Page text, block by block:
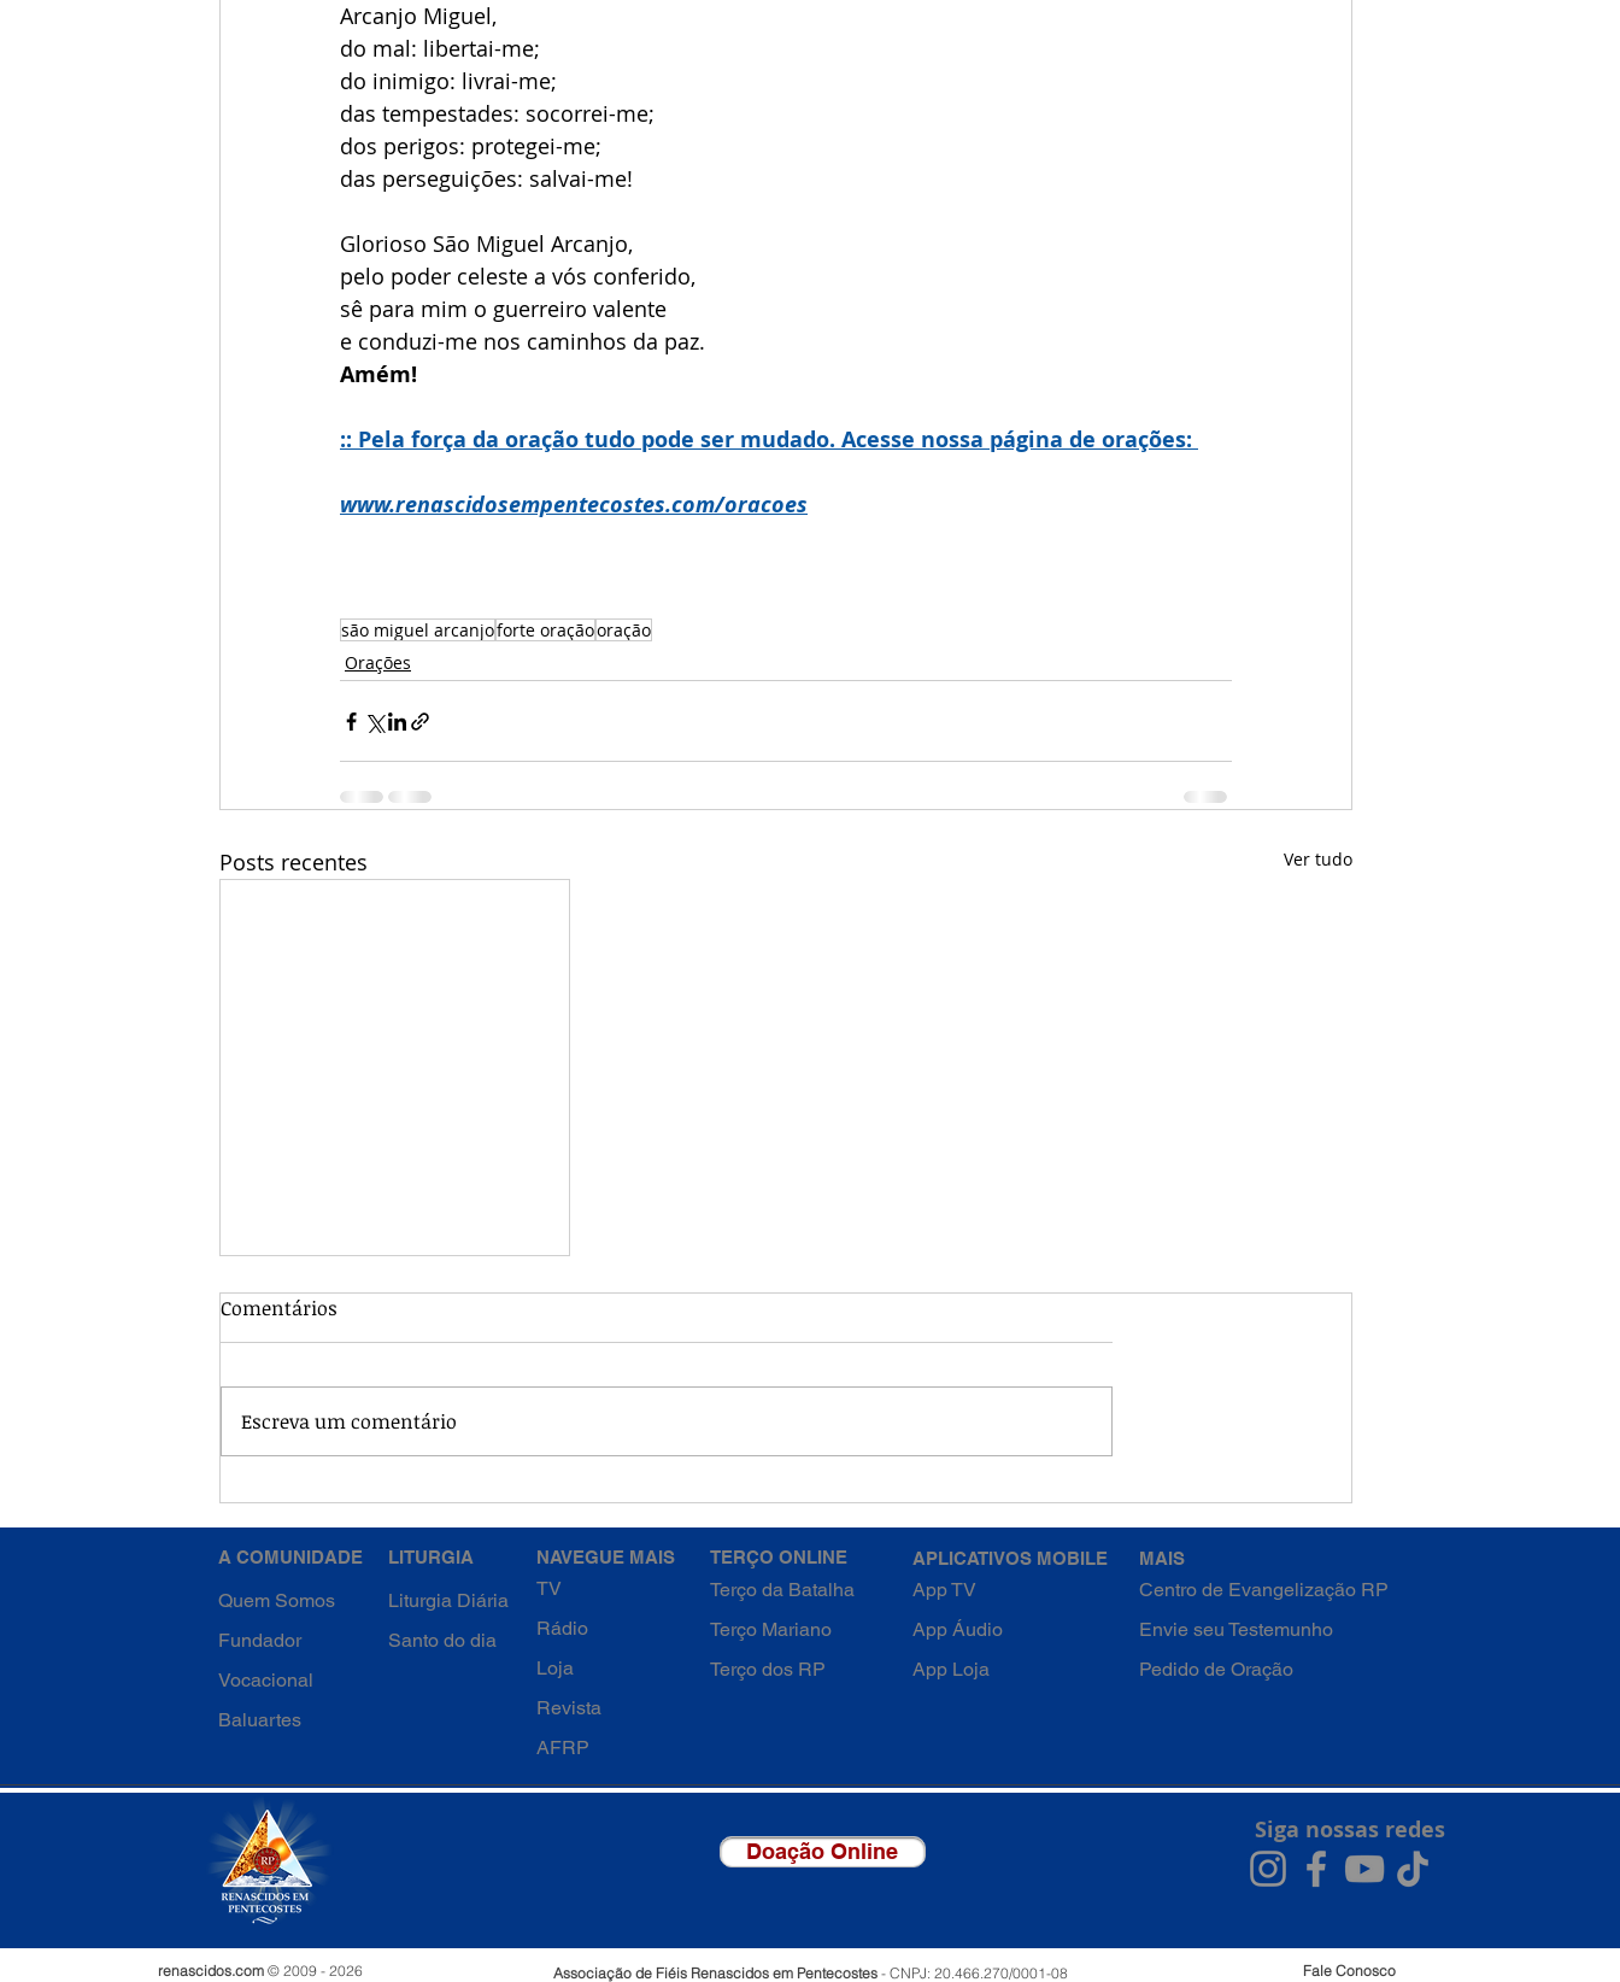
Arcanjo Miguel,
do mal: libertai-me;
do inimigo: livrai-me;
das tempestades: socorrei-me;
dos perigos: protegei-me;
das perseguições: salvai-me!
Glorioso São Miguel Arcanjo,
pelo poder celeste a vós conferido,
sê para mim o guerreiro valente
e conduzi-me nos caminhos da paz.
Amém!
:: Pela força da oração tudo pode ser mudado. Acesse nossa página de orações:
www.renascidosempentecostes.com/oracoes
são miguel arcanjoforte oraçãooração
Orações
Posts recentes Ver tudo
Oração ao Anjo da Guarda,
poderoso protetor
Comentários
Escreva um comentário
A COMUNIDADE
Quem Somos
Fundador
Vocacional
Baluartes
LITURGIA
Liturgia Diária
Santo do dia
NAVEGUE MAIS
TV
Rádio
Loja
Revista
AFRP
TERÇO ONLINE
Terço da Batalha
Terço Mariano
Terço dos RP
APLICATIVOS MOBILE
App TV
App Áudio
App Loja
MAIS
Centro de Evangelização RP
Envie seu Testemunho
Pedido de Oração
Doação Online
Siga nossas redes
renascidos.com© 2009 - 2026
Associação de Fiéis Renascidos em Pentecostes- CNPJ: 20.466.270/0001-08 Fale Conosco